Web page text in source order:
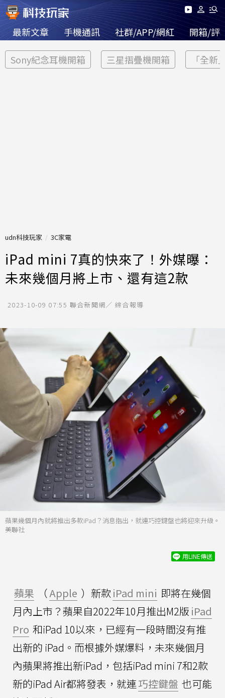
最新文章 手機通訊 社群/APP/網紅 開箱/評
Sony紀念耳機開箱 三星摺疊機開箱 「全新
udn科技玩家 3C家電
iPad mini 7真的快來了！外媒曝：
未來幾個月將上市、還有這2款
2023-10-09 07:55 聯合新聞網／ 綜合報導
蘋果幾個月內就將推出多款iPad？消息指出，就連巧控鍵盤也將迎來升級。
美聯社
用LINE傳送
蘋果 （Apple ）新款iPad mini 即將在幾個
月內上市？蘋果自2022年10月推出M2版 iPad
Pro 和iPad 10以來，已經有一段時間沒有推
出新的 iPad。而根據外媒爆料，未來幾個月
內蘋果將推出新iPad，包括iPad mini 7和2款
新的iPad Air都將發表，就連巧控鍵盤 也可能